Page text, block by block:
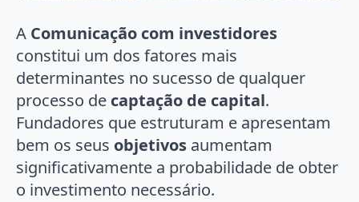
A Comunicação com investidores
constitui um dos fatores mais
determinantes no sucesso de qualquer
processo de captação de capital.
Fundadores que estruturam e apresentam
bem os seus objetivos aumentam
significativamente a probabilidade de obter
o investimento necessário.